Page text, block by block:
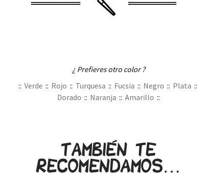
¿ Prefieres otro color ?
:: Verde :: Rojo :: Turquesa :: Fucsia :: Negro :: Plata ::
Dorado :: Naranja :: Amarillo ::
También te
recomendamos…